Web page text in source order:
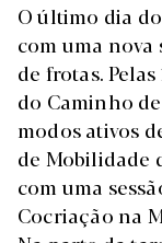
O último dia
com uma nova
de frotas.
do Caminho
modos ativos
de Mobilidade
com uma
Cocriação na